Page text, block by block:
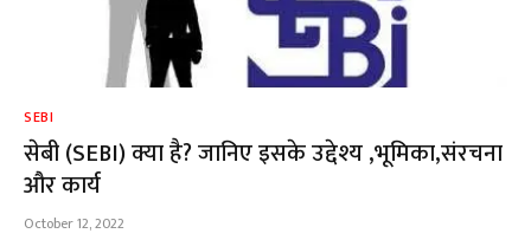
SEBI
सेबी (SEBI) क्या है? जानिए इसके उद्देश्य ,भूमिका,संरचना
और कार्य
October 12, 2022